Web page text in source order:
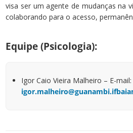
visa ser um agente de mudanças na
colaborando para o acesso,
Equipe (Psicologia):
Igor Caio Vieira Malheiro – E-mail: